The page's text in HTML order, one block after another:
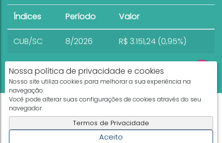
Nossa política de privacidade e cookies
Nosso site utiliza cookies para melhorar a sua experiência na
navegação.
Você pode alterar suas configurações de cookies através do seu
navegador.
Termos de Privacidade
Aceito
Índices Período Valor
CUB/SC 8/2026 R$ 3.151,24 (0,95%)
Apresenta.me ~ Plataforma Imobiliária
Copyright © 2026 ~ 0.0000s